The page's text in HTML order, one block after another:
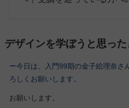
デザインを学ぼうと思っ
ー今日は、入門99期の金子絵理奈さ
ろしくお願いします。
お願いします。